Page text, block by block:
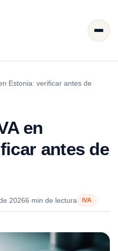
Estonia: verificar antes de
en
antes de
20266 min de lectura IVA